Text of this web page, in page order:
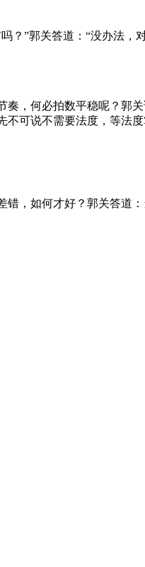
？”郭关答道：“没办法，
，何必拍数平稳呢？郭
可说不需要法度，等法
，如何才好？郭关答道